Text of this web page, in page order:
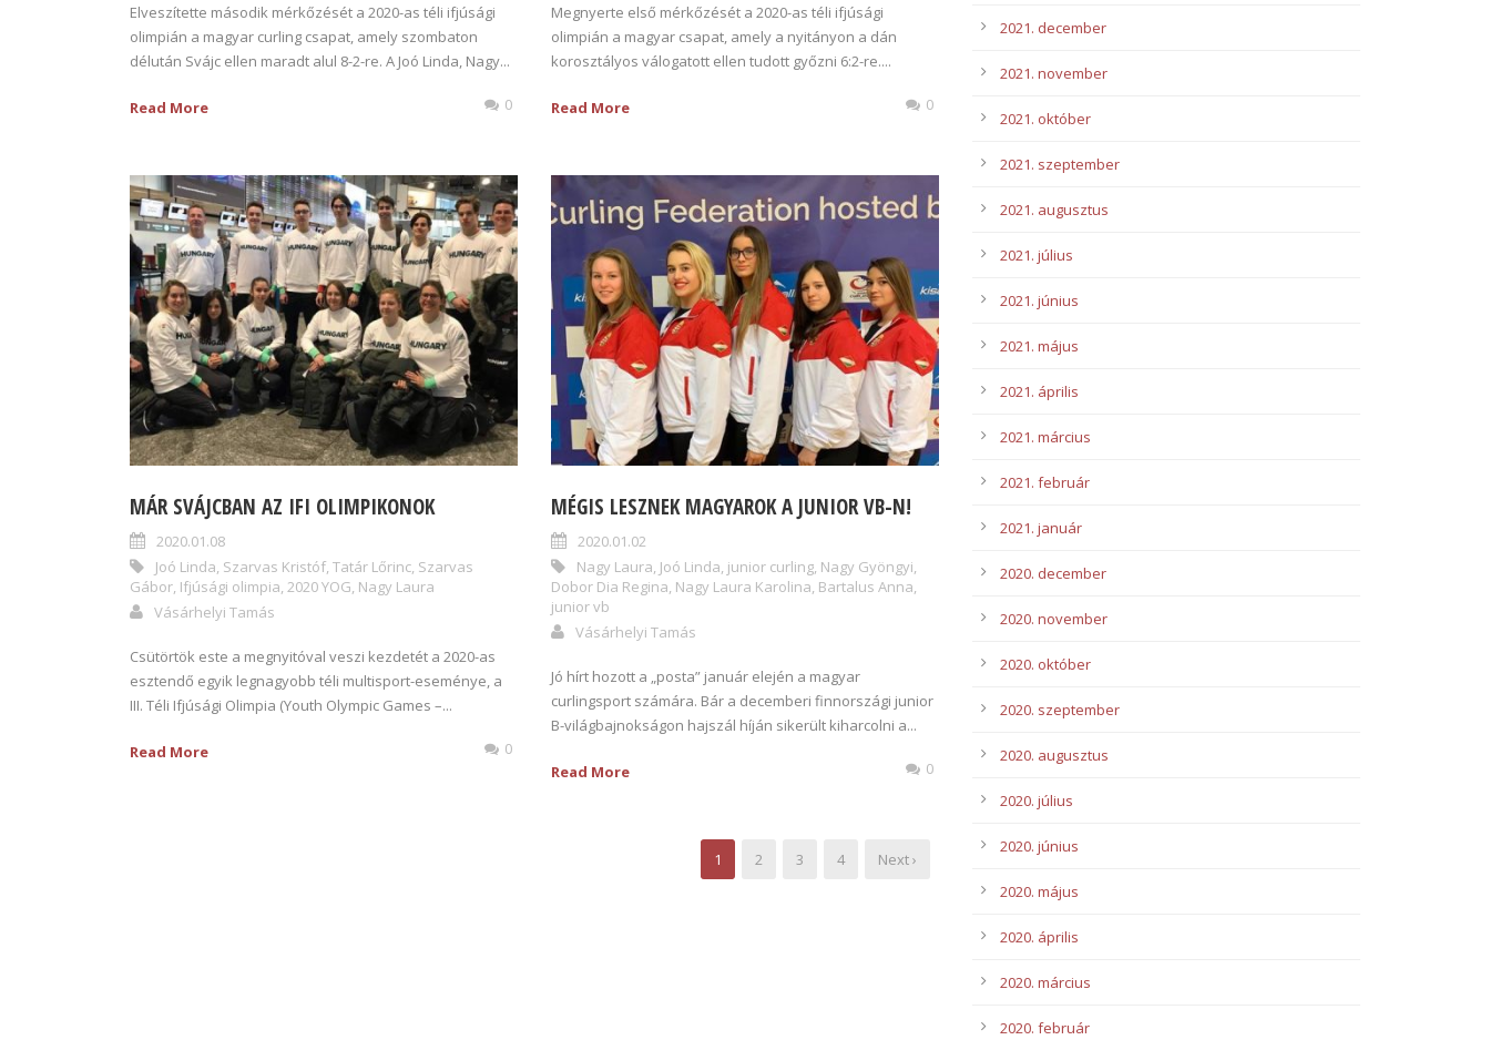
Elveszítette második mérkőzését a 2020-as téli ifjúsági
olimpián a magyar curling csapat, amely szombaton
délután Svájc ellen maradt alul 8-2-re. A Joó Linda, Nagy...
Read More 0
Megnyerte első mérkőzését a 2020-as téli ifjúsági
olimpián a magyar csapat, amely a nyitányon a dán
korosztályos válogatott ellen tudott győzni 6:2-re....
Read More 0
MÁR SVÁJCBAN AZ IFI OLIMPIKONOK
2020.01.08
Joó Linda, Szarvas Kristóf, Tatár Lőrinc, Szarvas
Gábor, Ifjúsági olimpia, 2020 YOG, Nagy Laura
Vásárhelyi Tamás
Csütörtök este a megnyitóval veszi kezdetét a 2020-as
esztendő egyik legnagyobb téli multisport-eseménye, a
III. Téli Ifjúsági Olimpia (Youth Olympic Games –...
Read More 0
MÉGIS LESZNEK MAGYAROK A JUNIOR VB-N!
2020.01.02
Nagy Laura, Joó Linda, junior curling, Nagy Gyöngyi,
Dobor Dia Regina, Nagy Laura Karolina, Bartalus Anna,
junior vb
Vásárhelyi Tamás
Jó hírt hozott a „posta” január elején a magyar
curlingsport számára. Bár a decemberi finnországi junior
B-világbajnokságon hajszál híján sikerült kiharcolni a...
Read More 0
1 2 3 4 Next ›
2021. december
2021. november
2021. október
2021. szeptember
2021. augusztus
2021. július
2021. június
2021. május
2021. április
2021. március
2021. február
2021. január
2020. december
2020. november
2020. október
2020. szeptember
2020. augusztus
2020. július
2020. június
2020. május
2020. április
2020. március
2020. február